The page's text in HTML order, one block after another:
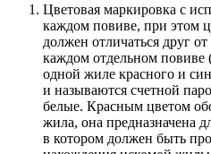
Цветовая маркировка с
каждом повиве, при этом
должен отличаться друг
каждом отдельном повиве
одной жиле красного и
и называются счетной
белые. Красным цветом
жила, она предназначена
в котором должен быть